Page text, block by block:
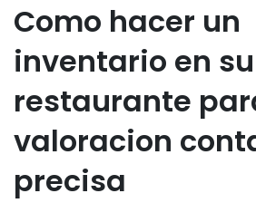
Como hacer un
inventario en su
restaurante
valoracion
precisa